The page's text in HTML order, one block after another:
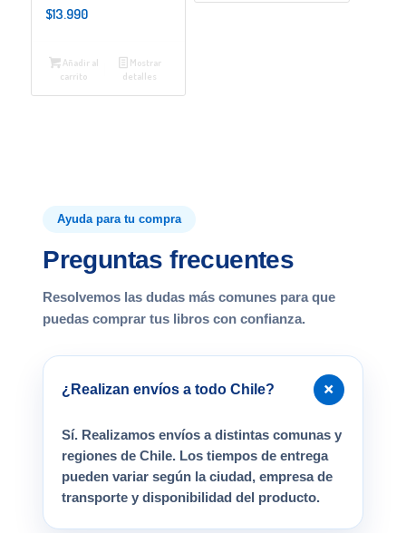
$13.990
Añadir al
carrito
Mostrar
detalles
Ayuda para tu compra
Preguntas frecuentes
Resolvemos las dudas más comunes para que
puedas comprar tus libros con confianza.
¿Realizan envíos a todo Chile? +
Sí. Realizamos envíos a distintas comunas y
regiones de Chile. Los tiempos de entrega
pueden variar según la ciudad, empresa de
transporte y disponibilidad del producto.